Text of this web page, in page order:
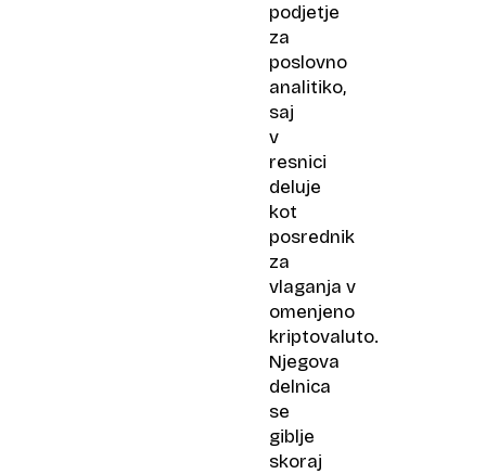
podjetje
za
poslovno
analitiko,
saj
v
resnici
deluje
kot
posrednik
za
vlaganja v
omenjeno
kriptovaluto.
Njegova
delnica
se
giblje
skoraj